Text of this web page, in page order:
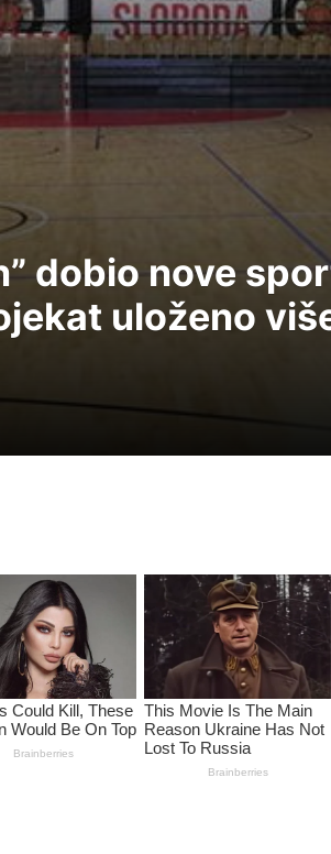
dobio nove
uloženo